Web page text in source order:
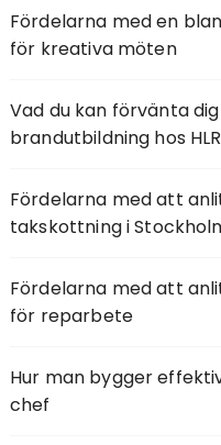
Fördelarna med en
för kreativa möten
Vad du kan förvänta
brandutbildning hos
Fördelarna med att
takskottning i
Fördelarna med att
för reparbete
Hur man bygger
chef